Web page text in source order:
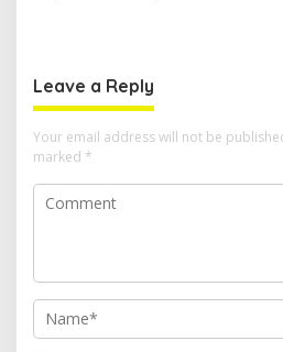
Leave a Reply
Your email address will not be
marked *